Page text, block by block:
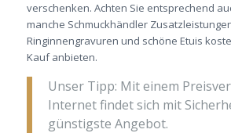
verschenken. Achten Sie entsprechend
manche Schmuckhändler
Ringinnengravuren und schöne Etuis
Kauf anbieten.
Unser Tipp: Mit einem
Internet findet sich mit
günstigste Angebot.